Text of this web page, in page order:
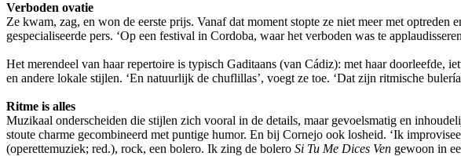
Verboden ovatie
Ze kwam, zag, en won de eerste prijs. Vanaf dat moment stopte ze niet meer met
gespecialiseerde pers. ‘Op een festival in Cordoba, waar het verboden was te
Het merendeel van haar repertoire is typisch Gaditaans (van Cádiz): met haar doorleefde,
en andere lokale stijlen. ‘En natuurlijk de chuflillas’, voegt ze toe. ‘Dat zijn ritmische
Ritme is alles
Muzikaal onderscheiden die stijlen zich vooral in de details, maar gevoelsmatig en
stoute charme gecombineerd met puntige humor. En bij Cornejo ook losheid. ‘Ik
(operettemuziek; red.), rock, een bolero. Ik zing de bolero Si Tu Me Dices Ven gewoon in